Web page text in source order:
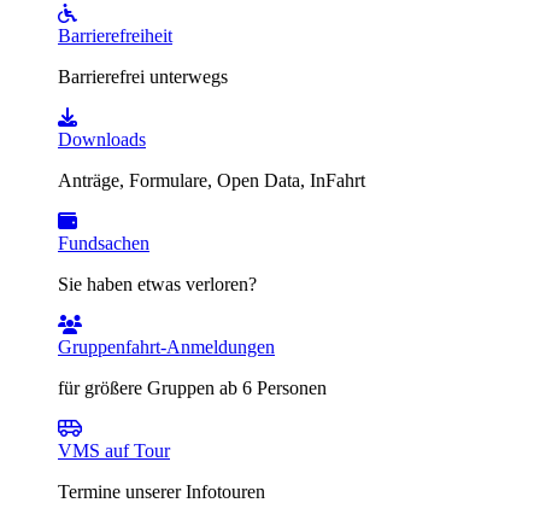
Barrierefreiheit
Barrierefrei unterwegs
Downloads
Anträge, Formulare, Open Data, InFahrt
Fundsachen
Sie haben etwas verloren?
Gruppenfahrt-Anmeldungen
für größere Gruppen ab 6 Personen
VMS auf Tour
Termine unserer Infotouren